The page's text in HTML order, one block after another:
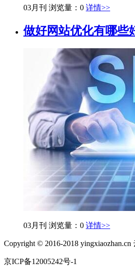
03月刊 浏览量：0 详情>>
做好网站优化有哪些
03月刊 浏览量：0 详情>>
Copyright © 2016-2018
京ICP备12005242号-1